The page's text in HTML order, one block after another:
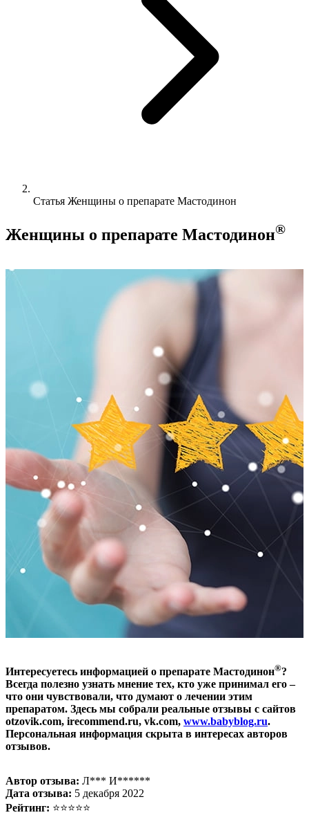
Статья Женщины о препарате Мастодинон
Женщины о препарате Мастодинон®
Интересуетесь информацией о препарате Мастодинон®?
Всегда полезно узнать мнение тех, кто уже принимал его –
что они чувствовали, что думают о лечении этим
препаратом. Здесь мы собрали реальные отзывы с сайтов
otzovik.com, irecommend.ru, vk.com, www.babyblog.ru.
Персональная информация скрыта в интересах авторов
отзывов.
Автор отзыва: Л*** И******
Дата отзыва: 5 декабря 2022
Рейтинг: ⭐⭐⭐⭐⭐